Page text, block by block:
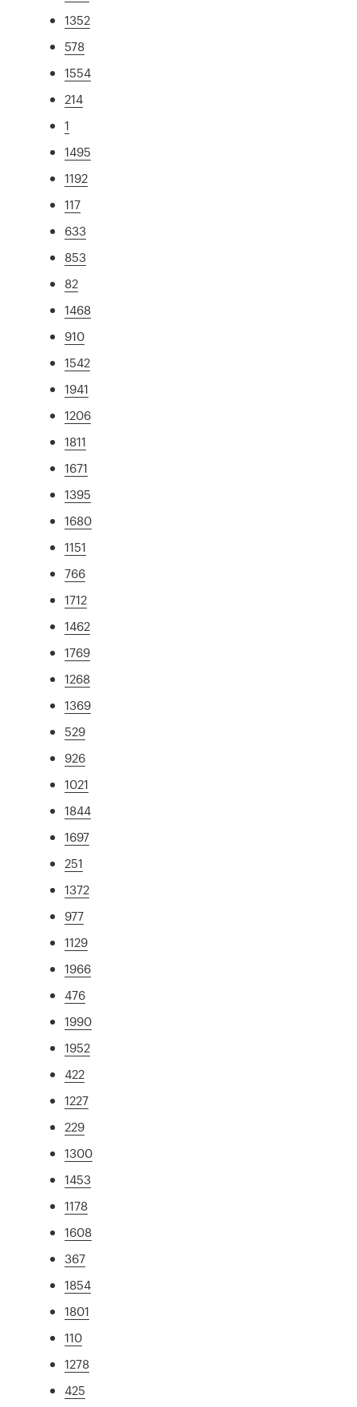
1352
578
1554
214
1
1495
1192
117
633
853
82
1468
910
1542
1941
1206
1811
1671
1395
1680
1151
766
1712
1462
1769
1268
1369
529
926
1021
1844
1697
251
1372
977
1129
1966
476
1990
1952
422
1227
229
1300
1453
1178
1608
367
1854
1801
110
1278
425